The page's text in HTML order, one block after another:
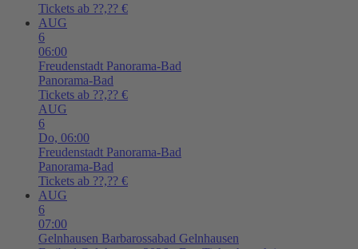
Tickets ab ??,?? €
AUG
6
06:00
Freudenstadt Panorama-Bad
Panorama-Bad
Tickets ab ??,?? €
AUG
6
Do, 06:00
Freudenstadt Panorama-Bad
Panorama-Bad
Tickets ab ??,?? €
AUG
6
07:00
Gelnhausen Barbarossabad Gelnhausen